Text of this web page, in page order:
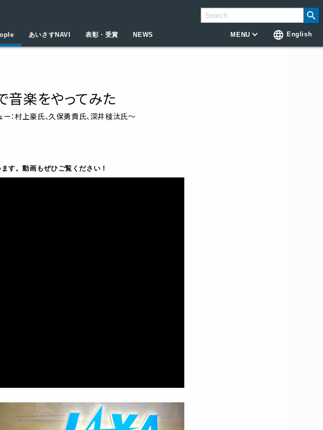
search
あいさすNAVI 表彰・受賞 NEWS MENU language English
楽をやってみた
：村上豪氏、久保勇貴氏、深井稜汰氏～
す。動画もぜひご覧ください！